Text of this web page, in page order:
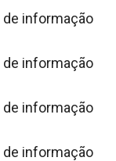
informação
informação
informação
informação